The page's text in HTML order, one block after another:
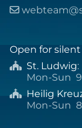

Open for silent
 St. Ludwig:
Mon-Sun 9
 Heilig
Mon-Sun 8